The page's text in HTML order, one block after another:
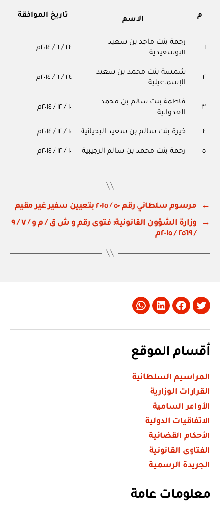
م الاسم تاريخ الموافقة
١
رحمة بنت ماجد بن سعيد
البوسعيدية
٢٤ / ٦ / ٢٠١٤م
٢
شمسة بنت محمد بن سعيد
الإسماعيلية
٢٤ / ٦ / ٢٠١٤م
٣
فاطمة بنت سالم بن محمد
العدوانية
١٠ / ١٢ / ٢٠١٤م
٤ خيرة بنت سالم بن سعيد اليحيائية ١٠ / ١٢ / ٢٠١٤م
٥ رحمة بنت محمد بن سالم الرجيبية ١٠ / ١٢ / ٢٠١٤م
←
مرسوم سلطاني رقم ٥٠ / ٢٠١٥ بتعيين سفير غير مقيم
→
وزارة الشؤون القانونية: فتوى رقم و ش ق / م و / ٧ / ٩
/ ٢٥٦٩ / ٢٠١٥م
Twitter
Facebook
LinkedIn
Whatsapp
أقسام الموقع
المراسيم السلطانية
القرارات الوزارية
الأوامر السامية
الاتفاقيات الدولية
الأحكام القضائية
الفتاوى القانونية
الجريدة الرسمية
معلومات عامة